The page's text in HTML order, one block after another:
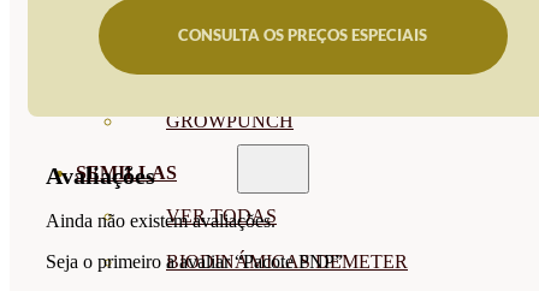
PLANTAS
PLANTAS INTERIOR
GROWPUNCH
SEMILLAS
VER TODAS
BIODINÁMICAS DEMETER
CONSULTA OS PREÇOS ESPECIAIS
Avaliações
Ainda não existem avaliações.
Seja o primeiro a avaliar “Pacote PNP”